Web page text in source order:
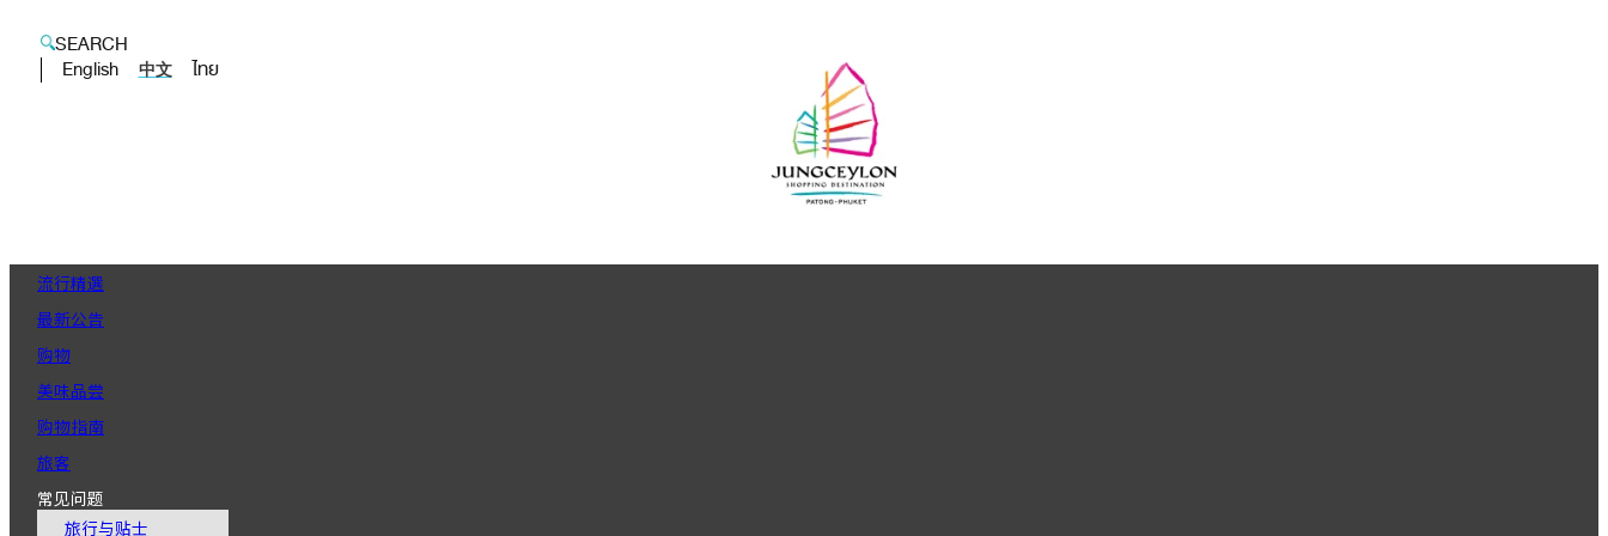
SEARCH
English
中文 ไทย
流行精選
最新公告
购物
美味品尝
购物指南
旅客
常见问题
旅行与贴士